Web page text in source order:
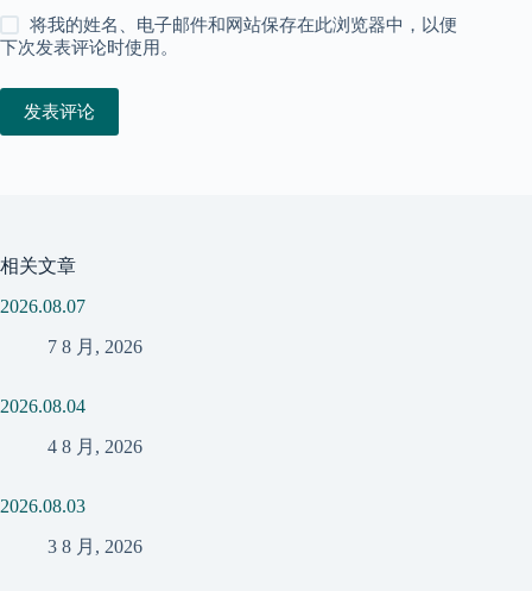
将我的姓名、电子邮件和网站保存在此浏览器中，以便
下次发表评论时使用。
发表评论
相关文章
2026.08.07
7 8 月, 2026
2026.08.04
4 8 月, 2026
2026.08.03
3 8 月, 2026